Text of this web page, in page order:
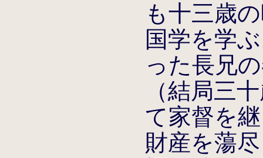
も十三歳
国学を学
った長兄
（結局三
て家督を
財産を蕩